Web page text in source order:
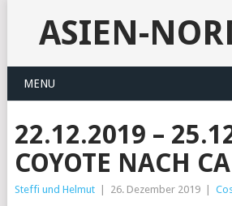
ASIEN-
MENU
22.12.2019 –
COYOTE NACH
Steffi und Helmut 26. Dezember 2019